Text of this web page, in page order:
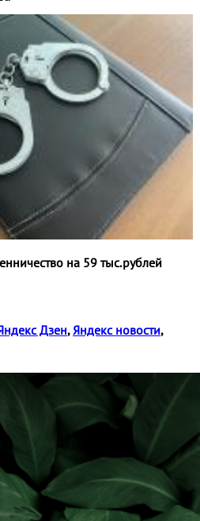
на 59 тыс.рублей
Дзен, Яндекс новости,